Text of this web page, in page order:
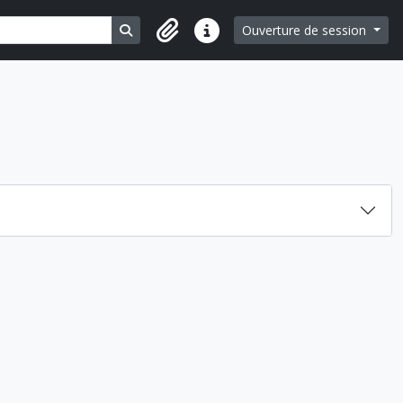
Search in browse page
Liens rapidesOuverture de session